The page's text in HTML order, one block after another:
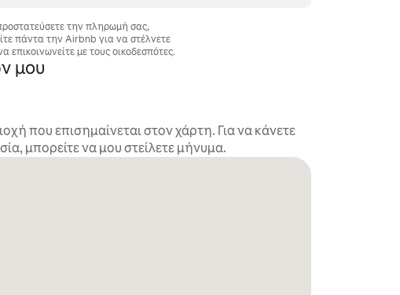
την πληρωμή σας,
πάντα την Airbnb για να στέλνετε
επικοινωνείτε με τους οικοδεσπότες.
μου
που επισημαίνεται στον χάρτη. Για να κάνετε
μπορείτε να μου στείλετε μήνυμα.